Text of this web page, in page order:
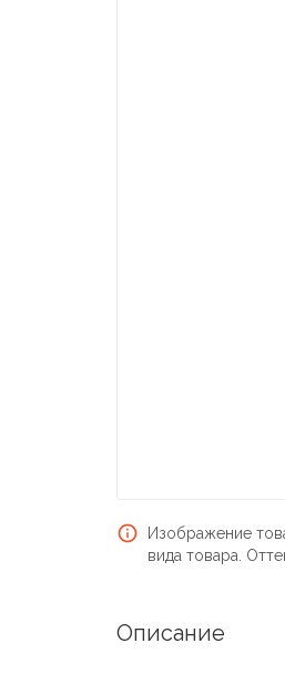
Изображение
вида товара.
Описание